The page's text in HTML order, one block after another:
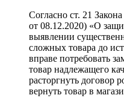
Согласно ст. 21
от 08.12.2020) «О
выявлении
сложных товара до
вправе потребовать
товар надлежащего
расторгнуть договор
вернуть товар в